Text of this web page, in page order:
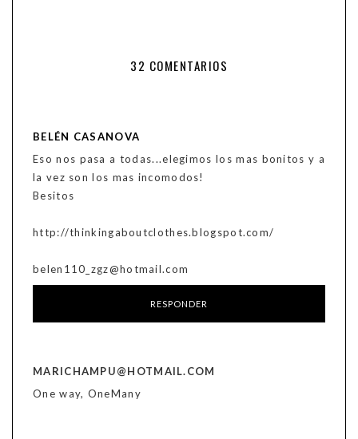
32 COMENTARIOS
BELÉN CASANOVA
Eso nos pasa a todas...elegimos los mas bonitos y a
la vez son los mas incomodos!
Besitos
http://thinkingaboutclothes.blogspot.com/
belen110_zgz@hotmail.com
RESPONDER
MARICHAMPU@HOTMAIL.COM
One way, OneMany